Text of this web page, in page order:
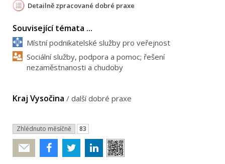
Detailně zpracované dobré praxe
Související témata ...
Místní podnikatelské služby pro veřejnost
Sociální služby, podpora a pomoc; řešení
nezaměstnanosti a chudoby
Kraj Vysočina / další dobré praxe
Zhlédnuto měsíčně 83
Poslat